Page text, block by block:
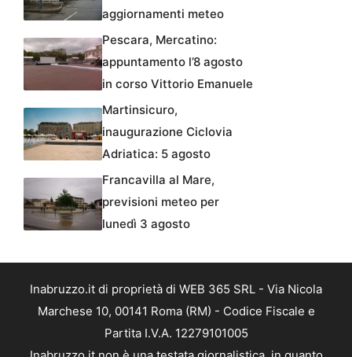
aggiornamenti meteo
Pescara, Mercatino:
appuntamento l’8 agosto
in corso Vittorio Emanuele
Martinsicuro,
inaugurazione Ciclovia
Adriatica: 5 agosto
Francavilla al Mare,
previsioni meteo per
lunedì 3 agosto
Inabruzzo.it di proprietà di WEB 365 SRL - Via Nicola
Marchese 10, 00141 Roma (RM) - Codice Fiscale e
Partita I.V.A. 12279101005